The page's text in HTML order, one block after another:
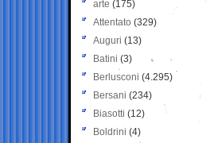
arte (175)
Attentato (329)
Auguri (13)
Batini (3)
Berlusconi (4.295)
Bersani (234)
Biasotti (12)
Boldrini (4)